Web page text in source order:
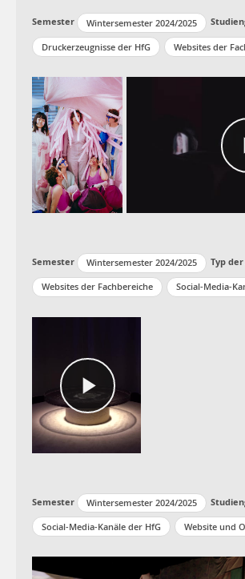
Semester Wintersemester 2024/2025
Druckerzeugnisse der HfG
Websites der
Semester Wintersemester 2024/2025 Typ
Websites der Fachbereiche
Social-Media-
Semester Wintersemester 2024/2025
Social-Media-Kanäle der HfG
Website und